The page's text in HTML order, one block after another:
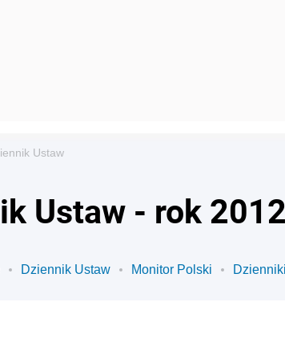
Ustaw
Ustaw - rok
Dziennik Ustaw Monitor Polski